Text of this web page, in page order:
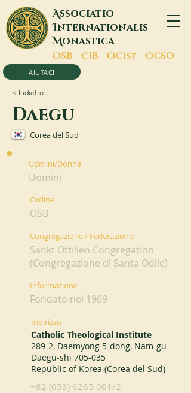
Associatio
Internationalis
Monastica
OSB - CIB - OCist - OCSO
AIUTACI
< Indietro
Daegu
Corea del Sud
Uomini/Donne
Uomini
Ordine
OSB
Congregazione / Federazione
Sankt Ottilien Congregation
(Congregazione di Santa Odile)
Informazione
Fondato nel 1969
Indirizzo
Catholic Theological Institute
289-2, Daemyong 5-dong, Nam-gu
Daegu-shi 705-035
Republic of Korea (Corea del Sud)
+82 (053) 6265 001 /2